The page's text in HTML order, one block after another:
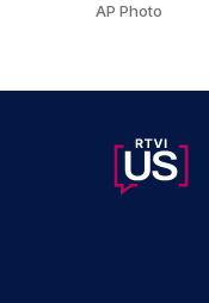
AP Photo